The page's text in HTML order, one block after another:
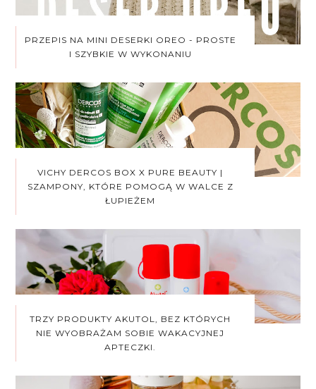
PRZEPIS NA MINI DESERKI OREO - PROSTE
I SZYBKIE W WYKONANIU
VICHY DERCOS BOX X PURE BEAUTY |
SZAMPONY, KTÓRE POMOGĄ W WALCE Z
ŁUPIEŻEM
TRZY PRODUKTY AKUTOL, BEZ KTÓRYCH
NIE WYOBRAŻAM SOBIE WAKACYJNEJ
APTECZKI.